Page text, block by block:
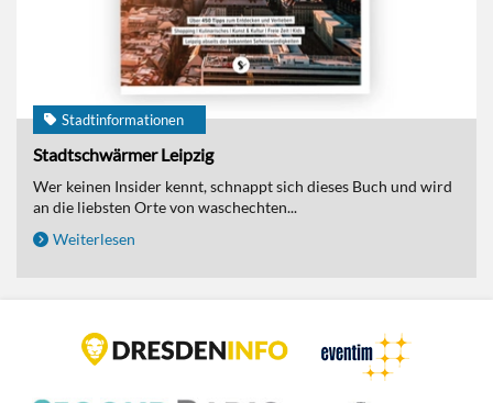
Stadtinformationen
Stadtschwärmer Leipzig
Wer keinen Insider kennt, schnappt sich dieses Buch und wird
an die liebsten Orte von waschechten...
Weiterlesen